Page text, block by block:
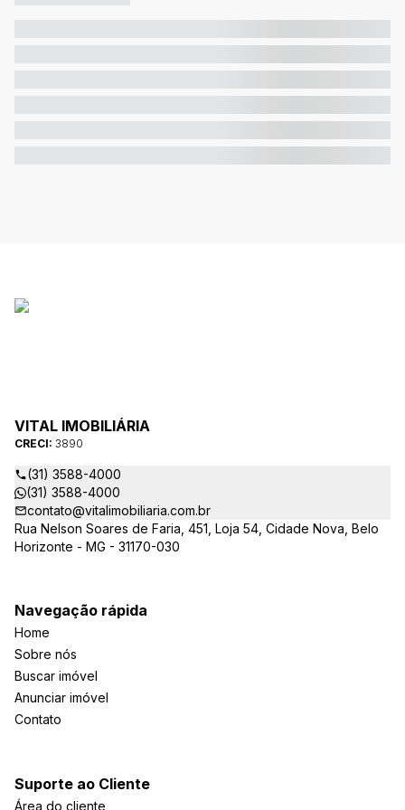
VITAL IMOBILIÁRIA
CRECI: 3890
(31) 3588-4000
(31) 3588-4000
contato@vitalimobiliaria.com.br
Rua Nelson Soares de Faria, 451, Loja 54, Cidade Nova, Belo
Horizonte - MG - 31170-030
Navegação rápida
Home
Sobre nós
Buscar imóvel
Anunciar imóvel
Contato
Suporte ao Cliente
Área do cliente